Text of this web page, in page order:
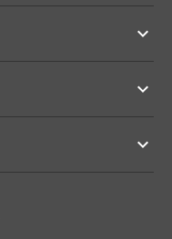
keyboard_arrow_down
keyboard_arrow_down
keyboard_arrow_down